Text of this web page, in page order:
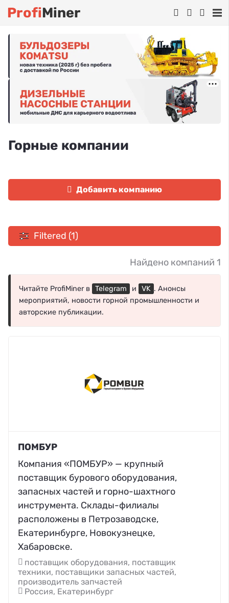
ProfiMiner
Горные компании
Добавить компанию
Filtered (1)
Найдено компаний 1
Читайте ProfiMiner в Telegram и VK . Анонсы
мероприятий, новости горной промышленности и
авторские публикации.
ПОМБУР
Компания «ПОМБУР» — крупный
поставщик бурового оборудования,
запасных частей и горно-шахтного
инструмента. Склады-филиалы
расположены в Петрозаводске,
Екатеринбурге, Новокузнецке,
Хабаровске.
поставщик оборудования, поставщик
техники, поставщики запасных частей,
производитель запчастей
Россия, Екатеринбург